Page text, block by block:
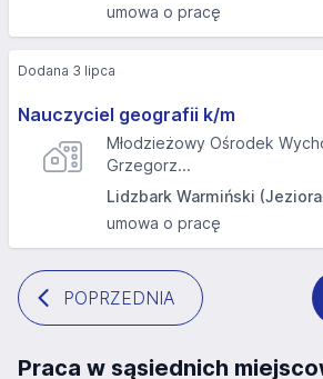
umowa o pracę
Nauczyciel geografii k/m
Młodzieżowy Ośrodek
Grzegorz...
Lidzbark Warmiński
umowa o pracę
Dodana 3 lipca
POPRZEDNIA
Praca w sąsiednich